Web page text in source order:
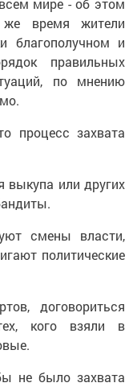
мире - об этом
время жители
благополучном и
правильных
по мнению
процесс захвата
выкупа или других
смены власти,
политические
договориться
кого взяли в
не было захвата